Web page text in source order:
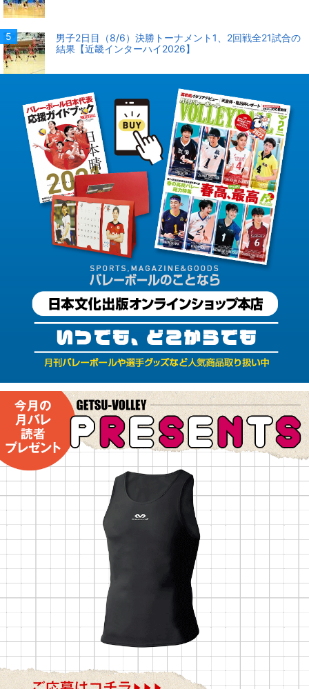
男子2日目（8/6）決勝トーナメント1、2回戦全21試合の
結果【近畿インターハイ2026】